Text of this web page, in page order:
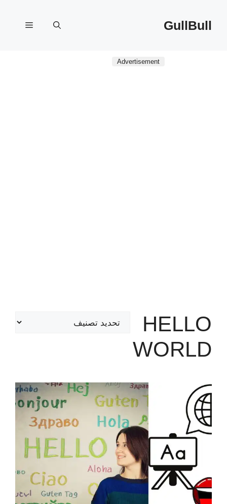
المحتوىGullBull القائمة
Advertisement
HELLO
WORLD